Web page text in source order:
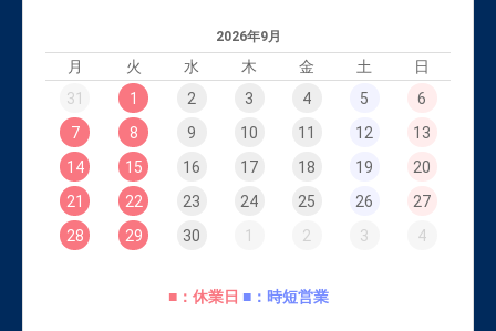
2026年9月
月 火 水 木 金 土
日
31
1 2 3 4 5
6
7
8 9 10 11 12
13
14
15 16 17 18 19
20
21
22 23 24 25 26
27
28
29 30 1 2 3 4
■：休業日 ■：時短営業